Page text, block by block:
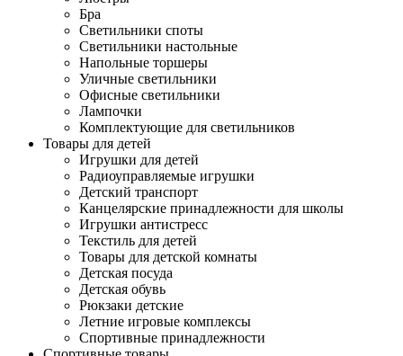
Бра
Светильники споты
Светильники настольные
Напольные торшеры
Уличные светильники
Офисные светильники
Лампочки
Комплектующие для светильников
Товары для детей
Игрушки для детей
Радиоуправляемые игрушки
Детский транспорт
Канцелярские принадлежности для школы
Игрушки антистресс
Текстиль для детей
Товары для детской комнаты
Детская посуда
Детская обувь
Рюкзаки детские
Летние игровые комплексы
Спортивные принадлежности